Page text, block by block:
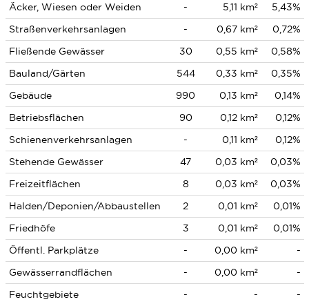
Äcker, Wiesen oder Weiden - 5,11 km²
5,43%
Straßenverkehrsanlagen
- 0,67 km²
0,72%
Fließende Gewässer
30 0,55 km²
0,58%
Bauland/Gärten
544 0,33 km²
0,35%
Gebäude
990 0,13 km²
0,14%
Betriebsflächen
90 0,12 km²
0,12%
Schienenverkehrsanlagen
- 0,11 km²
0,12%
Stehende Gewässer
47 0,03 km²
0,03%
Freizeitflächen
8 0,03 km²
0,03%
Halden/Deponien/Abbaustellen
2 0,01 km²
0,01%
Friedhöfe
3 0,01 km²
0,01%
Öffentl. Parkplätze
- 0,00 km²
-
Gewässerrandflächen
- 0,00 km²
-
Feuchtgebiete
- - -